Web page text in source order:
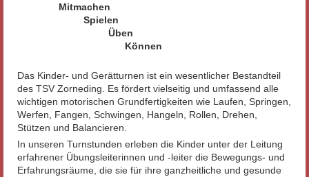
Mitmachen
Spielen
Üben
Können
Das Kinder- und Gerätturnen ist ein wesentlicher Bestandteil
des TSV Zorneding. Es fördert vielseitig und umfassend alle
wichtigen motorischen Grundfertigkeiten wie Laufen, Springen,
Werfen, Fangen, Schwingen, Hangeln, Rollen, Drehen,
Stützen und Balancieren.
In unseren Turnstunden erleben die Kinder unter der Leitung
erfahrener Übungsleiterinnen und -leiter die Bewegungs- und
Erfahrungsräume, die sie für ihre ganzheitliche und gesunde